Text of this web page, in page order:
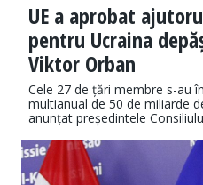
UE a aprobat
pentru Ucraina
Viktor Orban
Cele 27 de țări membre s-au
multianual de 50 de miliarde
anunțat președintele